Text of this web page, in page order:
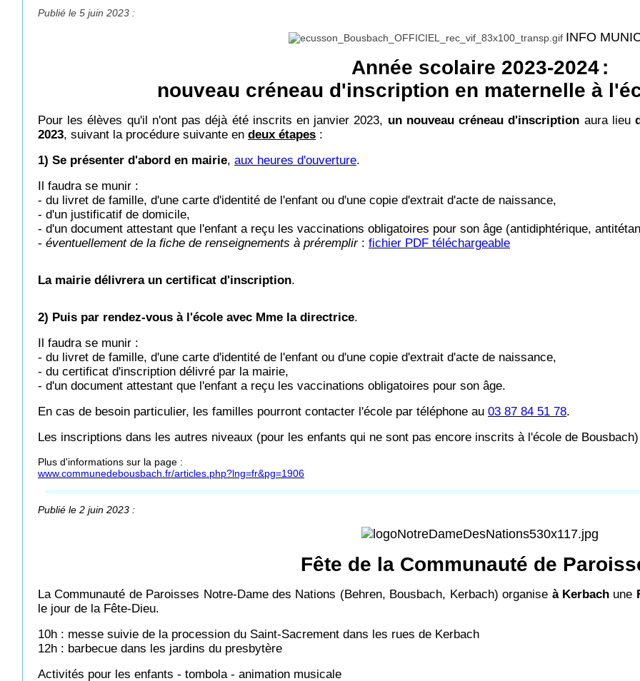
Publié le 5 juin 2023 :
INFO
Année scolaire 2023-2024:
nouveau créneau d'inscription en maternelle à
Pour les élèves qu'il n'ont pas déjà été inscrits en janvier 2023, un nouveau créneau d'inscription aura lieu
2023, suivant la procédure suivante en deux étapes :
1) Se présenter d'abord en mairie, aux heures d'ouverture.
Il faudra se munir :
- du livret de famille, d'une carte d'identité de l'enfant ou d'une copie d'extrait d'acte de naissance,
- d'un justificatif de domicile,
- d'un document attestant que l'enfant a reçu les vaccinations obligatoires pour son âge (antidiphtérique,
- éventuellement de la fiche de renseignements à préremplir: fichier PDF téléchargeable
La mairie délivrera un certificat d'inscription.
2) Puis par rendez-vous à l'école avec Mme la directrice.
Il faudra se munir :
- du livret de famille, d'une carte d'identité de l'enfant ou d'une copie d'extrait d'acte de naissance,
- du certificat d'inscription délivré par la mairie,
- d'un document attestant que l'enfant a reçu les vaccinations obligatoires pour son âge.
En cas de besoin particulier, les familles pourront contacter l'école par téléphone au 03 87 84 51 78.
Les inscriptions dans les autres niveaux (pour les enfants qui ne sont pas encore inscrits à l'école de
Plus d'informations sur la page :
www.communedebousbach.fr/articles.php?lng=fr&pg=1906
Publié le 2 juin 2023 :
Fête de la Communauté de
La Communauté de Paroisses Notre-Dame des Nations (Behren, Bousbach, Kerbach) organise à Kerbachune
le jour de la Fête-Dieu.
10h : messe suivie de la procession du Saint-Sacrement dans les rues de Kerbach
12h : barbecue dans les jardins du presbytère
Activités pour les enfants - tombola - animation musicale